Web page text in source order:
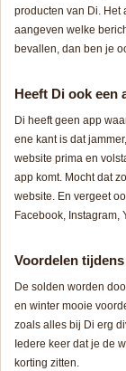
producten van Di. Het
aangeven welke
bevallen, dan ben je
Heeft Di ook een
Di heeft geen app
ene kant is dat
website prima en
app komt. Mocht dat
website. En vergeet
Facebook, Instagram,
Voordelen
De solden worden
en winter mooie
zoals alles bij Di erg
Iedere keer dat je de
korting zitten.